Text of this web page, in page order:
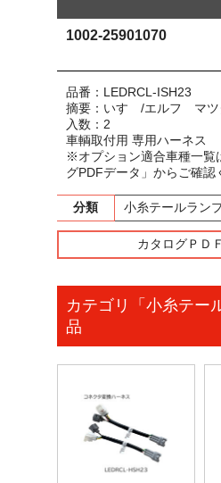
1002-25901070
品番：LEDRCL-ISH23
摘要：いすゞ/エルフ マツ
入数：2
車輌取付用 専用ハーネス
※オプション適合車種一覧
グPDFデータ」からご確認
分類 小糸テールラン
カタログＰＤ
カテゴリ「小糸テー
品